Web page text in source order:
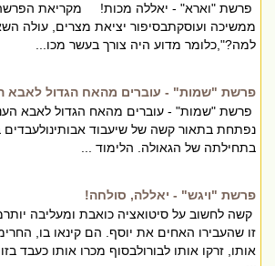
פרשת "וארא" - יאללה מכות! מקריאת
ממשיכה ועוסקתבסיפור יציאת מצרים, עולה
למה?",כלומר מדוע היה צורך בעשר מכו...
פרשת "שמות" - עוברים מהאח הגדול לאבא
פרשת "שמות" - עוברים מהאח הגדול לאבא
נפתחת בתאור קשה של שיעבוד
בתחילתה של הגאולה. הלימוד ...
פרשת "ויגש" - יאללה, סולחה!
קשה לחשוב על סיטואציה כואבת ומעליבה
זו שהעבירו האחים את יוסף. הם קינאו בו,
אותו, זרקו אותו לבורולבסוף מכרו אותו כעבד